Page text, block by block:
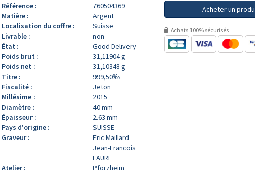
Référence :
760504369
Matière :
Argent
Localisation du coffre :
Suisse
Livrable :
non
État :
Good Delivery
Poids brut :
31,11904 g
Poids net :
31,10348 g
Titre :
999,50‰
Fiscalité :
Jeton
Millésime :
2015
Diamètre :
40 mm
Épaisseur :
2.63 mm
Pays d'origine :
SUISSE
Graveur :
Eric Maillard
Jean-Francois
FAURE
Atelier :
Pforzheim
Acheter un
Achats 100% sécurisés